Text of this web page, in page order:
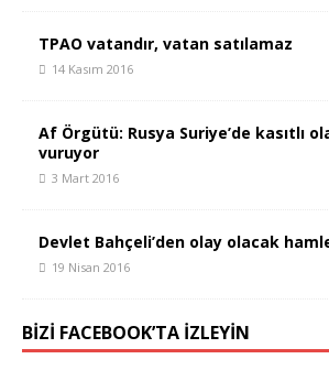
TPAO vatandır, vatan satılamaz
14 Kasım 2016
Af Örgütü: Rusya Suriye’de kasıtlı
vuruyor
3 Mart 2016
Devlet Bahçeli’den olay olacak
19 Nisan 2016
BIZI FACEBOOK’TA İZLEYIN